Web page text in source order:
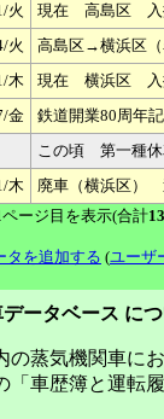
火 現在 高島区 入
火
高島区→横浜区
木
現在 横浜区 入
金
鉄道開業80周年
この頃 第一種休
木
廃車（横浜区）
ページ目を表示(合計13
タを追加する (ユーザ
ータベース に
の蒸気機関車に
「車歴簿と運転